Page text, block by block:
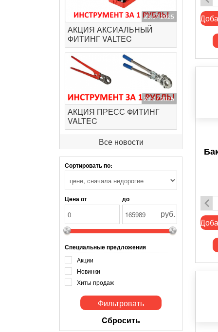
23.07.2025
АКЦИЯ АКСИАЛЬНЫЙ
ФИТИНГ VALTEC
23.07.2025
АКЦИЯ ПРЕСС ФИТИНГ
VALTEC
Все новости
Сортировать по:
Цена от до
руб.
Специальные предложения
Акции
Новинки
Хиты продаж
Cбросить